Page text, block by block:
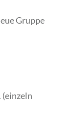
Gruppe
(einzeln